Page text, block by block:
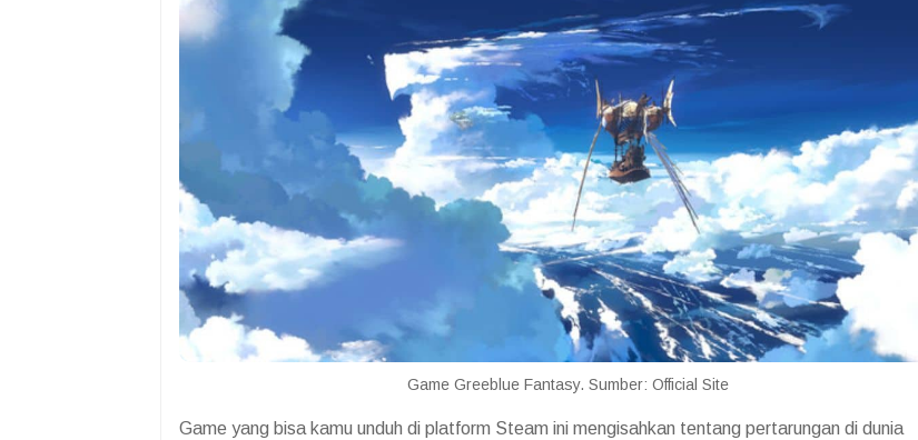
Game Greeblue Fantasy. Sumber: Official Site
Game yang bisa kamu unduh di platform Steam ini mengisahkan tentang pertarungan di dunia